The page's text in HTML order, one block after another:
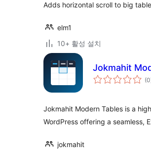
Adds horizontal scroll to big
elm1
10+ 활성 설치
Jokmahit
(0
Jokmahit Modern Tables is a
WordPress offering a seamless,
jokmahit